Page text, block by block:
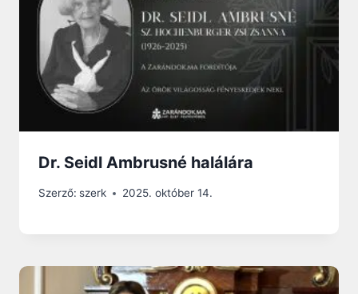
Dr. Seidl Ambrusné halálára
Szerző: szerk 2025. október 14.